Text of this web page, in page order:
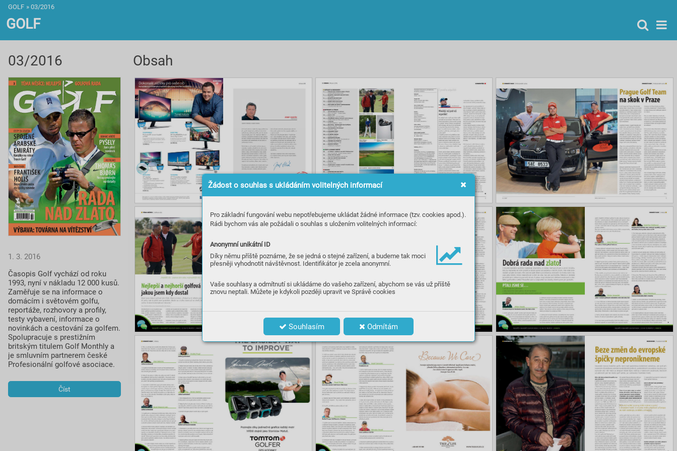
Žádost o souhlas s ukládáním volitelných informací
Pro základní fungování webu nepotřebujeme ukládat žádné informace (tzv. cookies apod.).
Rádi bychom vás ale požádali o souhlas s uložením volitelných informací:
Anonymní unikátní ID
Díky němu příště poznáme, že se jedná o stejné zařízení, a budeme tak moci
přesněji vyhodnotit návštěvnost. Identifikátor je zcela anonymní.
Vaše souhlasy a odmítnutí si ukládáme do vašeho zařízení, abychom se vás už příště
znovu neptali. Můžete je kdykoli později upravit ve Správě cookies
Souhlasím Odmítám
03/2016
1. 3. 2016
Časopis Golf vychází od roku
1993, nyní v nákladu 12 000 kusů.
Zaměřuje se na informace o
domácím i světovém golfu,
reportáže, rozhovory a profily,
testy vybavení, informace o
novinkách a cestování za golfem.
Spolupracuje s prestižním
britským titulem Golf Monthly a
je smluvním partnerem české
Profesionální golfové asociace.
Číst
Obsah
GOLF » 03/2016
GOLF